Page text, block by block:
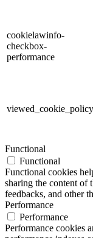
cookielawinfo-
checkbox-
performance
viewed_cookie_policy
Functional
Functional
Functional cookies
sharing the content of
feedbacks, and other
Performance
Performance
Performance cookies